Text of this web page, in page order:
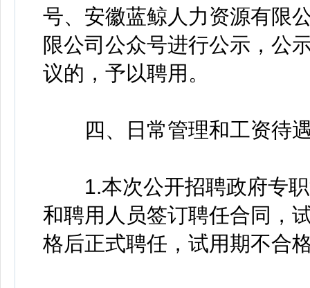
号、安徽蓝鲸人力资源有限
限公司公众号进行公示，公
议的，予以聘用。
四、日常管理和工资待
1.本次公开招聘政府专职
和聘用人员签订聘任合同，
格后正式聘任，试用期不合